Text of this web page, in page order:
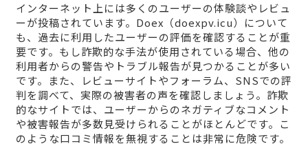
インターネット上には多くのユーザーの体験談やレビュ
ーが投稿されています。Doex（doexpv.icu）について
も、過去に利用したユーザーの評価を確認することが重
要です。もし詐欺的な手法が使用されている場合、他の
利用者からの警告やトラブル報告が見つかることが多い
です。また、レビューサイトやフォーラム、SNSでの評
判を調べて、実際の被害者の声を確認しましょう。詐欺
的なサイトでは、ユーザーからのネガティブなコメント
や被害報告が多数見受けられることがほとんどです。こ
のような口コミ情報を無視することは非常に危険です。